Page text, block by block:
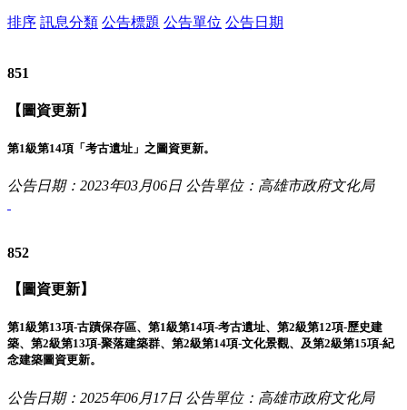
排序 訊息分類 公告標題 公告單位 公告日期
851
【圖資更新】
第1級第14項「考古遺址」之圖資更新。
公告日期：2023年03月06日 公告單位：高雄市政府文化局
852
【圖資更新】
第1級第13項-古蹟保存區、第1級第14項-考古遺址、第2級第12項-歷史建
築、第2級第13項-聚落建築群、第2級第14項-文化景觀、及第2級第15項-紀
念建築圖資更新。
公告日期：2025年06月17日 公告單位：高雄市政府文化局